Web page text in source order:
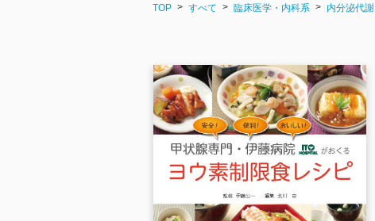
TOP すべて 臨床医学・内科系 内分泌代謝